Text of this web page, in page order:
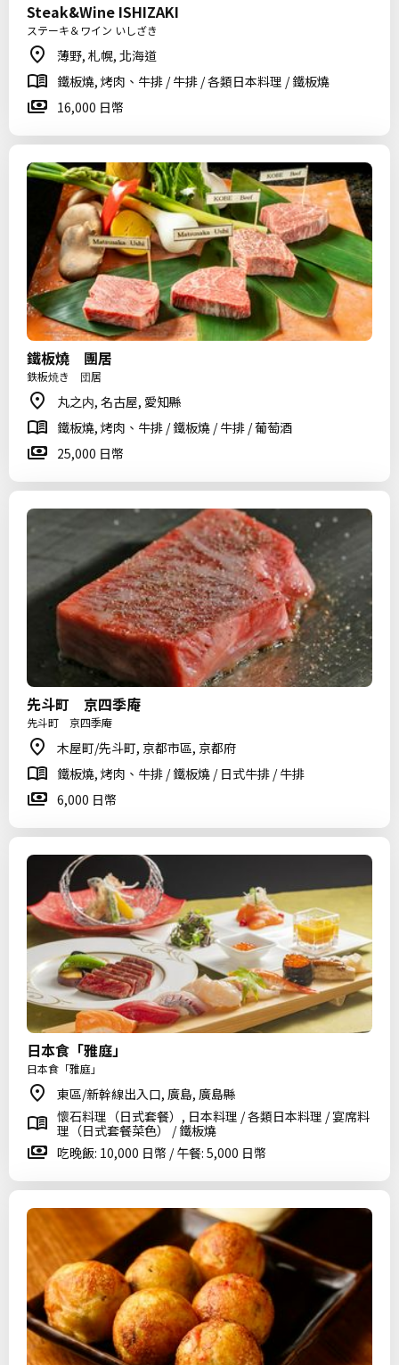
Steak&Wine ISHIZAKI
ステーキ＆ワイン いしざき
薄野, 札幌, 北海道
鐵板燒, 烤肉、牛排 / 牛排 / 各類日本料理 / 鐵板燒
16,000 日幣
鐵板燒 團居
鉄板焼き 団居
丸之内, 名古屋, 愛知縣
鐵板燒, 烤肉、牛排 / 鐵板燒 / 牛排 / 葡萄酒
25,000 日幣
先斗町 京四季庵
先斗町 京四季庵
木屋町/先斗町, 京都市區, 京都府
鐵板燒, 烤肉、牛排 / 鐵板燒 / 日式牛排 / 牛排
6,000 日幣
日本食「雅庭」
日本食「雅庭」
東區/新幹線出入口, 廣島, 廣島縣
懷石料理（日式套餐）, 日本料理 / 各類日本料理 / 宴席料
理（日式套餐菜色） / 鐵板燒
吃晚飯: 10,000 日幣 / 午餐: 5,000 日幣